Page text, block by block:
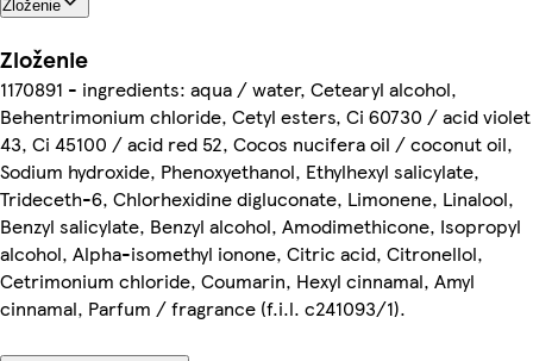
Zloženie
Zloženie
1170891 - ingredients: aqua / water, Cetearyl alcohol,
Behentrimonium chloride, Cetyl esters, Ci 60730 / acid violet
43, Ci 45100 / acid red 52, Cocos nucifera oil / coconut oil,
Sodium hydroxide, Phenoxyethanol, Ethylhexyl salicylate,
Trideceth-6, Chlorhexidine digluconate, Limonene, Linalool,
Benzyl salicylate, Benzyl alcohol, Amodimethicone, Isopropyl
alcohol, Alpha-isomethyl ionone, Citric acid, Citronellol,
Cetrimonium chloride, Coumarin, Hexyl cinnamal, Amyl
cinnamal, Parfum / fragrance (f.i.l. c241093/1).